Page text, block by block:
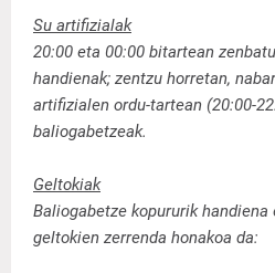
Su artifizialak
20:00 eta 00:00 bitartean
handienak; zentzu horretan,
artifizialen ordu-tartean (20:00-
baliogabetzeak.
Geltokiak
Baliogabetze kopururik
geltokien zerrenda honakoa da: